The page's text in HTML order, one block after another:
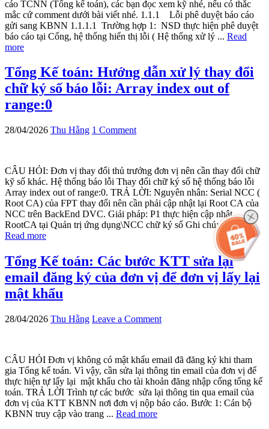
cáo TCNN (Tổng kế toán), các bạn đọc xem kỹ nhé, nếu có thắc
mắc cứ comment dưới bài viết nhé. 1.1.1 Lỗi phê duyệt báo cáo
gửi sang KBNN 1.1.1.1 Trường hợp 1: NSD thực hiện phê duyệt
báo cáo tại Cổng, hệ thống hiển thị lỗi ( Hệ thống xử lý ... Read
more
Tổng Kế toán: Hướng dẫn xử lý thay đổi
chữ ký số báo lỗi: Array index out of
range:0
28/04/2026 Thu Hằng 1 Comment
CÂU HỎI: Đơn vị thay đổi thủ trưởng đơn vị nên cần thay đổi chữ
kỹ số khác. Hệ thống báo lỗi Thay đổi chữ ký số hệ thống báo lỗi
Array index out of range:0. TRẢ LỜI: Nguyên nhân: Serial NCC (
Root CA) của FPT thay đổi nên cần phải cập nhật lại Root CA của
NCC trên BackEnd DVC. Giải pháp: P1 thực hiện cập nhật
RootCA tại Quản trị ứng dụng\NCC chữ ký số Ghi chú: Lấy ...
Read more
Tổng Kế toán: Các bước KTT sửa lại
email đăng ký của đơn vị để đơn vị lấy lại
mật khẩu
28/04/2026 Thu Hằng Leave a Comment
CÂU HỎI Đơn vị không có mật khẩu email đã đăng ký khi tham
gia Tổng kế toán. Vì vậy, cần sửa lại thông tin email của đơn vị để
thực hiện tự lấy lại mật khẩu cho tài khoản đăng nhập cổng tổng kế
toán. TRẢ LỜI Trình tự các bước sửa lại thông tin qua email của
đơn vị của KTT KBNN nơi đơn vị nộp báo cáo. Bước 1: Cán bộ
KBNN truy cập vào trang ... Read more